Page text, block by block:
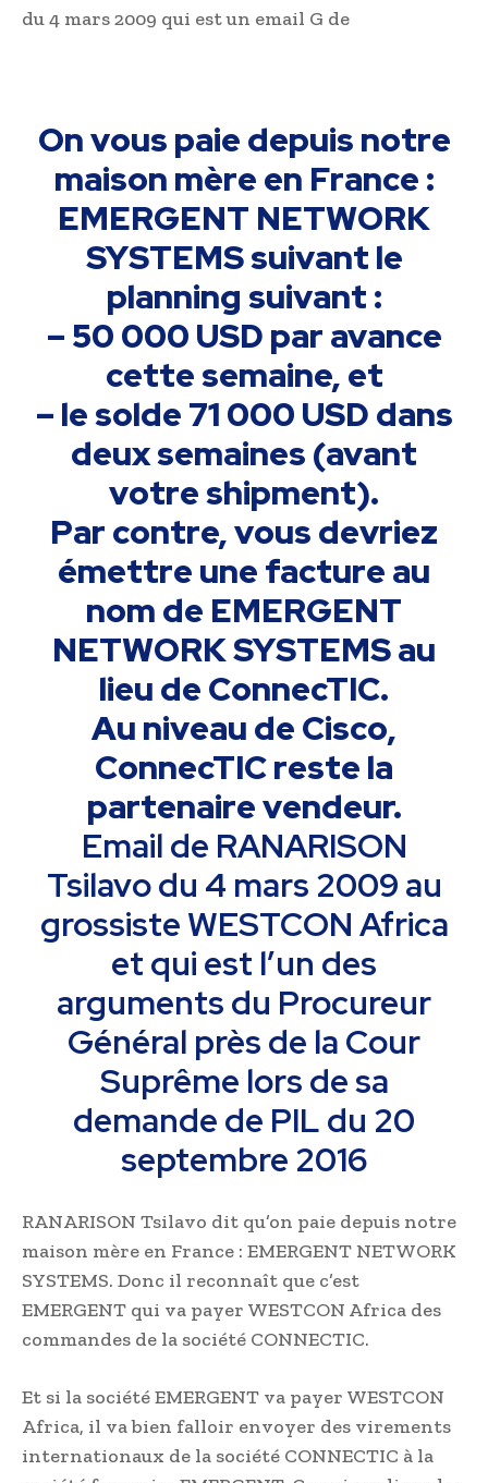
du 4 mars 2009 qui est un email G de
On vous paie depuis notre
maison mère en France :
EMERGENT NETWORK
SYSTEMS suivant le
planning suivant :
– 50 000 USD par avance
cette semaine, et
– le solde 71 000 USD dans
deux semaines (avant
votre shipment).
Par contre, vous devriez
émettre une facture au
nom de EMERGENT
NETWORK SYSTEMS au
lieu de ConnecTIC.
Au niveau de Cisco,
ConnecTIC reste la
partenaire vendeur.
Email de RANARISON
Tsilavo du 4 mars 2009 au
grossiste WESTCON Africa
et qui est l’un des
arguments du Procureur
Général près de la Cour
Suprême lors de sa
demande de PIL du 20
septembre 2016
RANARISON Tsilavo dit qu’on paie depuis notre
maison mère en France : EMERGENT NETWORK
SYSTEMS. Donc il reconnaît que c’est
EMERGENT qui va payer WESTCON Africa des
commandes de la société CONNECTIC.
Et si la société EMERGENT va payer WESTCON
Africa, il va bien falloir envoyer des virements
internationaux de la société CONNECTIC à la